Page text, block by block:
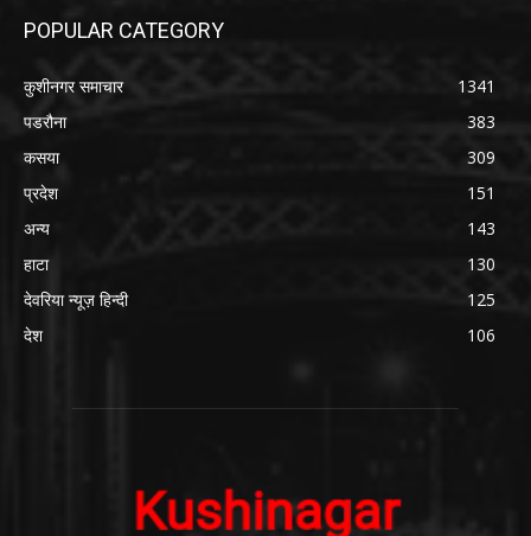
POPULAR CATEGORY
कुशीनगर समाचार
1341
पडरौना
383
कसया
309
प्रदेश
151
अन्य
143
हाटा
130
देवरिया न्यूज़ हिन्दी
125
देश
106